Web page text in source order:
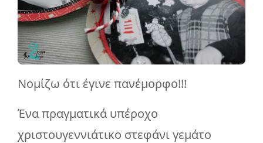
Νομίζω ότι έγινε πανέμορφο!!!
Ένα πραγματικά υπέροχο
χριστουγεννιάτικο στεφάνι γεμάτο